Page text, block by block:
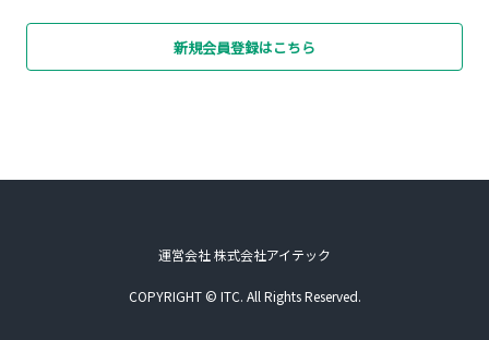
新規会員登録はこちら
運営会社 株式会社アイテック
COPYRIGHT © ITC. All Rights Reserved.